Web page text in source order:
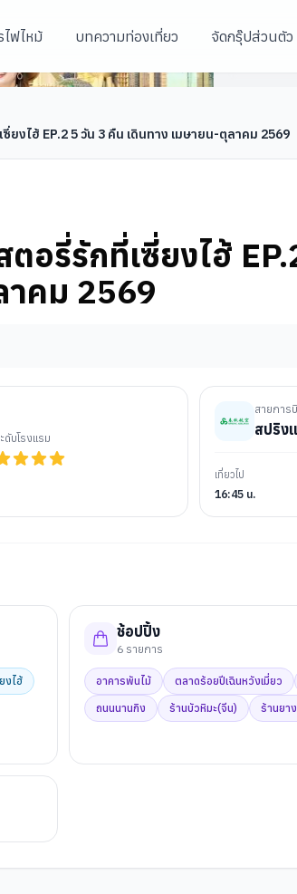
ไฟไหม้ บทความท่องเที่ยว จัดกรุ๊ปส่วนตัว
ยงไฮ้ EP.2 5 วัน 3 คืน เดินทาง เมษายน-ตุลาคม 2569
อรี่รักที่เซี่ยงไฮ้
าคม 2569
ดับโรงแรม
สายการ
สปริง
เที่ยวไป
16:45 น.
งไฮ้
ช้อปปิ้ง
6 รายการ
อาคารพันไม้ ตลาดร้อยปีเฉินหวังเมี่ยว
ถนนนานกิง
ร้านบัวหิมะ(จีน) ร้านยา